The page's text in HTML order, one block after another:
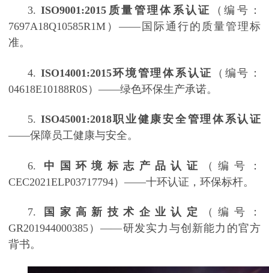
3.ISO9001:2015质量管理体系认证
（编号：
7697A18Q10585R1M）——国际通行的质量管理标
准。
4. ISO14001:2015环境管理体系认证
（编号：
04618E10188R0S）——绿色环保生产承诺。
5. ISO45001:2018职业健康安全管理体系认证
——保障员工健康与安全。
6. 中国环境标志产品认证
（编号：
CEC2021ELP03717794）——十环认证，环保标杆。
7. 国家高新技术企业认定
（编号：
GR201944000385）——研发实力与创新能力的官方
背书。